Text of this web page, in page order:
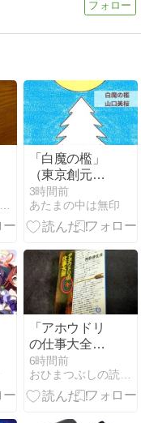
一期一会 〜雪月花のとき…〜
「白魔の檻」
（東京創元
社）山口未桜
感想・レビュ
ー
3時間前
あたまの中は無印
「アホウドリ
の仕事大全」
阿奈井文彦
6時間前
おひまつぶしの読書日記